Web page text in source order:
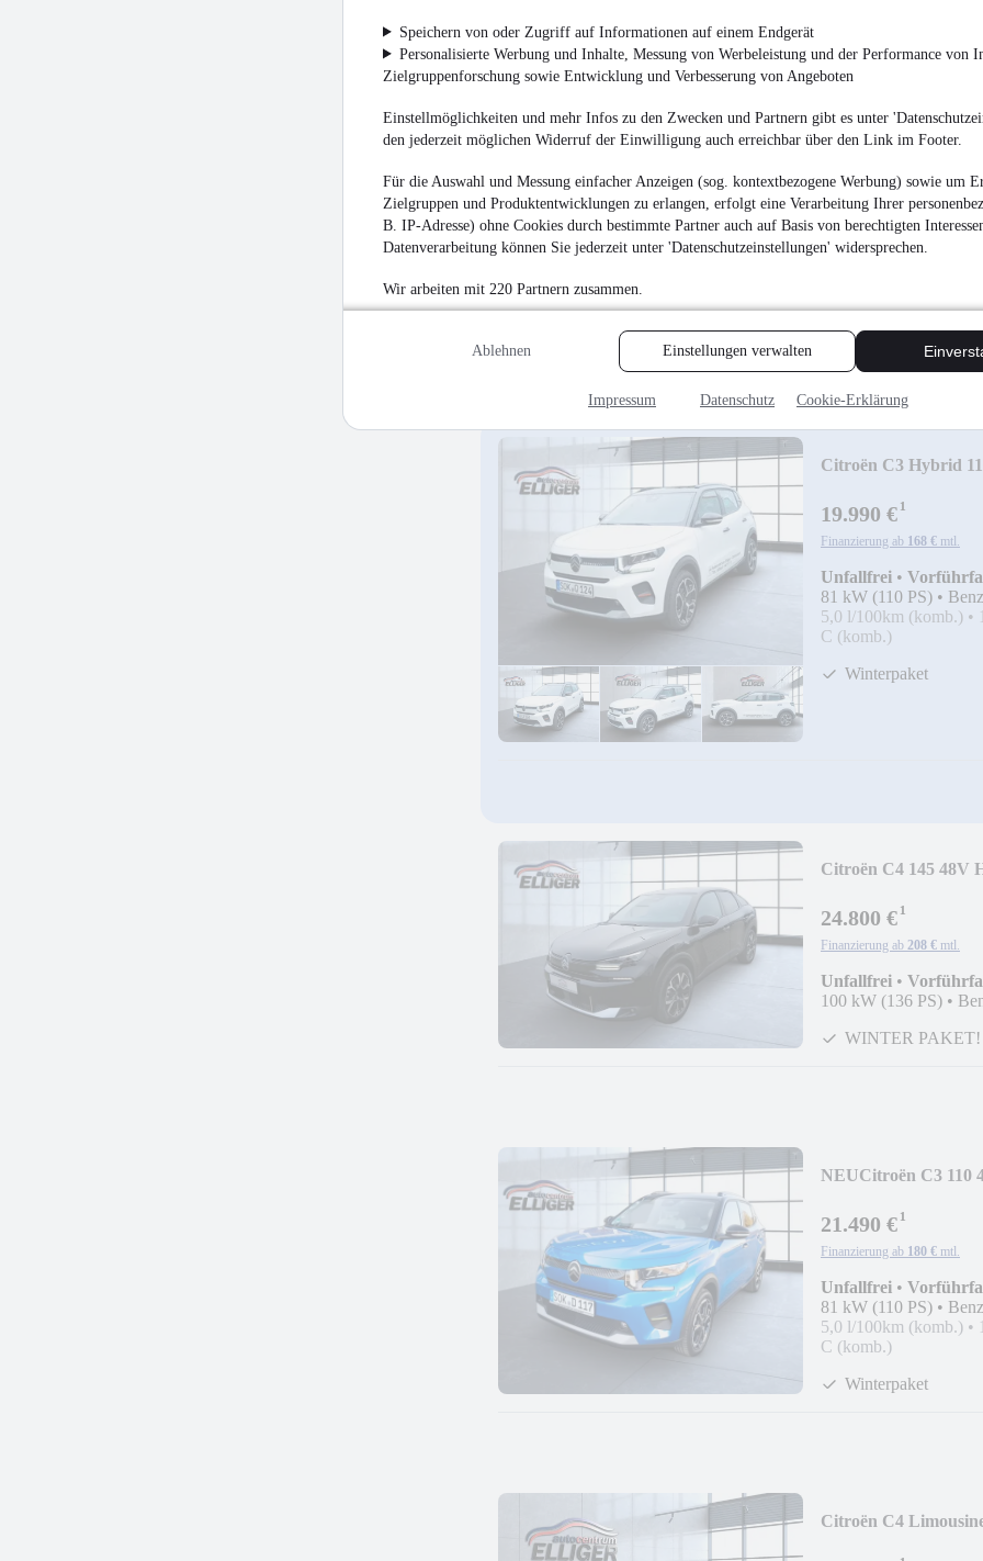
Speichern von oder Zugriff auf Informationen auf einem Endgerät
Personalisierte Werbung und Inhalte, Messung von Werbeleistung und der Performance von
Zielgruppenforschung sowie Entwicklung und Verbesserung von Angeboten
Einstellmöglichkeiten und mehr Infos zu den Zwecken und Partnern gibt es unter
den jederzeit möglichen Widerruf der Einwilligung auch erreichbar über den Link im Footer.
Für die Auswahl und Messung einfacher Anzeigen (sog. kontextbezogene Werbung) sowie um
Zielgruppen und Produktentwicklungen zu erlangen, erfolgt eine Verarbeitung Ihrer
B. IP-Adresse) ohne Cookies durch bestimmte Partner auch auf Basis von berechtigten
Datenverarbeitung können Sie jederzeit unter 'Datenschutzeinstellungen' widersprechen.
Wir arbeiten mit 220 Partnern zusammen.
Ablehnen Einstellungen verwalten
Impressum Datenschutz Cookie-Erklärung
Citroën C3 Aircross
21.490 €¹
Finanzierung ab 210 €
Citroën C3 Hybrid
19.990 €¹
Finanzierung ab 168 € mtl.
Unfallfrei •
81 kW (110 PS) •
5,0 l/100km (komb.) •
C (komb.)
Winterpaket
Citroën C4 145
24.800 €¹
Finanzierung ab 208 € mtl.
Unfallfrei •
100 kW (136 PS) •
WINTER PAKET!
NEUCitroën C3
21.490 €¹
Finanzierung ab 180 € mtl.
Unfallfrei •
81 kW (110 PS) •
5,0 l/100km (komb.) •
C (komb.)
Winterpaket
Citroën C4